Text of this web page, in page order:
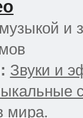
и
Звуки и
мира.